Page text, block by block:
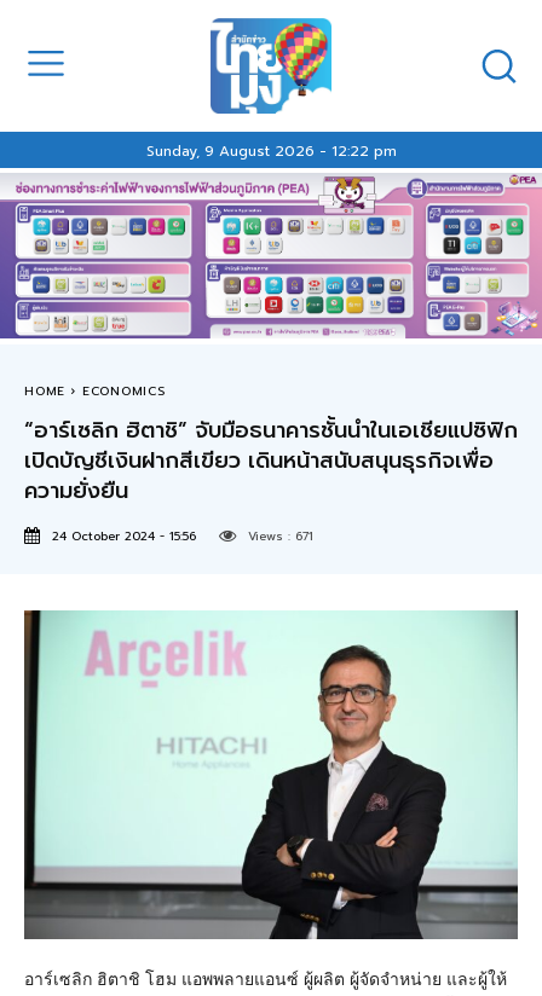
Sunday, 9 August 2026 - 12:22 pm
HOME ECONOMICS
“อาร์เซลิก ฮิตาชิ” จับมือธนาคารชั้นนำในเอเชียแปซิฟิก
เปิดบัญชีเงินฝากสีเขียว เดินหน้าสนับสนุนธุรกิจเพื่อ
ความยั่งยืน
24 October 2024 - 15:56 Views : 671
อาร์เซลิก ฮิตาชิ โฮม แอพพลายแอนซ์ ผู้ผลิต ผู้จัดจำหน่าย และผู้ให้